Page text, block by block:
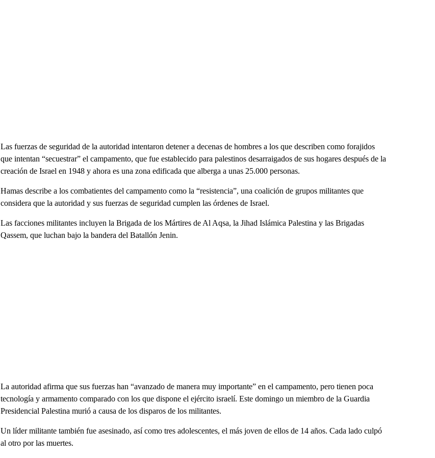
Las fuerzas de seguridad de la autoridad intentaron detener a decenas de hombres a los que describen como forajidos
que intentan “secuestrar” el campamento, que fue establecido para palestinos desarraigados de sus hogares después de la
creación de Israel en 1948 y ahora es una zona edificada que alberga a unas 25.000 personas.
Hamas describe a los combatientes del campamento como la “resistencia”, una coalición de grupos militantes que
considera que la autoridad y sus fuerzas de seguridad cumplen las órdenes de Israel.
Las facciones militantes incluyen la Brigada de los Mártires de Al Aqsa, la Jihad Islámica Palestina y las Brigadas
Qassem, que luchan bajo la bandera del Batallón Jenin.
La autoridad afirma que sus fuerzas han “avanzado de manera muy importante” en el campamento, pero tienen poca
tecnología y armamento comparado con los que dispone el ejército israelí. Este domingo un miembro de la Guardia
Presidencial Palestina murió a causa de los disparos de los militantes.
Un líder militante también fue asesinado, así como tres adolescentes, el más joven de ellos de 14 años. Cada lado culpó
al otro por las muertes.